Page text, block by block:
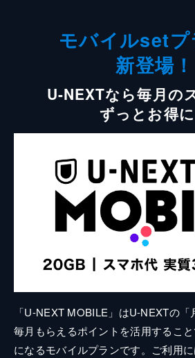
モバイルset
新登場！
U-NEXTなら毎月の
ずっとお得に
「U-NEXT MOBILE」はU-NEXTの
毎月もらえるポイントを活用するこ
になるモバイルプランです。ご利用